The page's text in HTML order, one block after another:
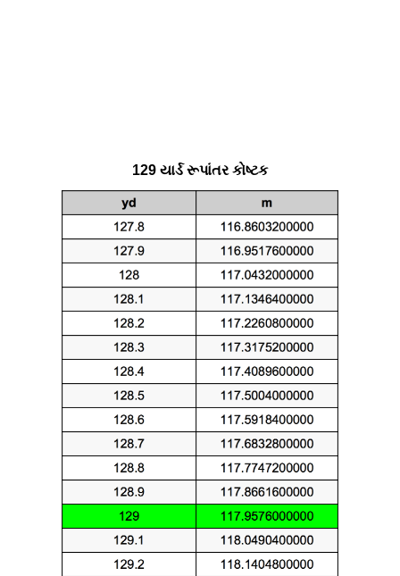
129 યાર્ડ રૂપાંતર કોષ્ટક